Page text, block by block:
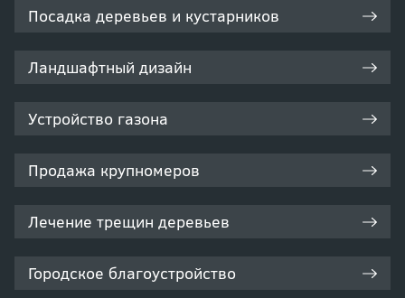
Посадка деревьев и кустарников
Ландшафтный дизайн
Устройство газона
Продажа крупномеров
Лечение трещин деревьев
Городское благоустройство